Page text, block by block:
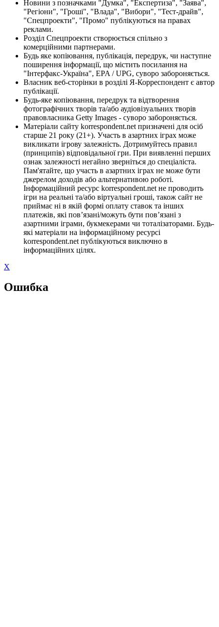
Новини з позначками "Думка", "Експертиза", "Заява",
"Регіони", "Гроші", "Влада", "Вибори", "Тест-драйв",
"Спецпроекти", "Промо" публікуються на правах
реклами.
Розділ Спецпроекти створюється спільно з
комерційними партнерами.
Будь яке копіювання, публікація, передрук, чи наступне
поширення інформації, що містить посилання на
"Інтерфакс-Україна", EPA / UPG, суворо забороняється.
Власник веб-сторінки в розділі Я-Корреспондент є автор
публікації.
Будь-яке копіювання, передрук та відтворення
фотографічних творів та/або аудіовізуальних творів
правовласника Getty Images - суворо забороняється.
Матеріали сайту korrespondent.net призначені для осіб
старше 21 року (21+). Участь в азартних іграх може
викликати ігрову залежність. Дотримуйтесь правил
(принципів) відповідальної гри. При виявленні перших
ознак залежності негайно зверніться до спеціаліста.
Пам'ятайте, що участь в азартних іграх не може бути
джерелом доходів або альтернативою роботі.
Інформаційний ресурс korrespondent.net не проводить
ігри на реальні та/або віртуальні гроші, також сайт не
приймає ні в якій формі оплату ставок та інших
платежів, які пов’язані/можуть бути пов’язані з
азартними іграми, букмекерами чи тоталізаторами. Будь-
які матеріали на інформаційному ресурсі
korrespondent.net публікуються виключно в
інформаційних цілях.
X
Ошибка